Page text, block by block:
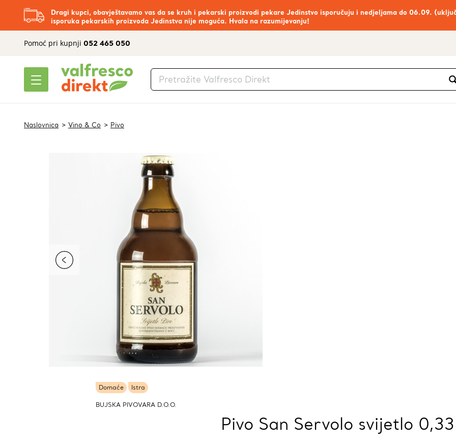
Dragi kupci, obavještavamo vas da se kruh i pekarski proizvodi pekare Jedinstvo isporučuju i nedjeljama do 06.09.
isporuka pekarskih proizvoda Jedinstva nije moguća. Hvala na razumijevanju!
Pomoć pri kupnji 052 465 050
Naslovnica Vino & Co Pivo
Domaće Istra
BUJSKA PIVOVARA D.O.O.
Pivo San Servolo svijetlo